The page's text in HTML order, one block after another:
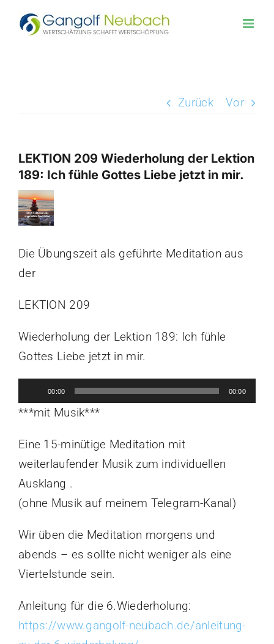
Inhalt
Zurück Vor
LEKTION 209 Wiederholung der Lektion
189: Ich fühle Gottes Liebe jetzt in mir.
Zeige
grösseres
Die Übungszeit als geführte Meditation aus
der
LEKTION 209
Wiederholung der Lektion 189: Ich fühle
Gottes Liebe jetzt in mir.
Audio-
Player
00:00 00:00
***mit Musik***
Eine 15-minütige Meditation mit
weiterlaufender Musik zum individuellen
Ausklang .
(ohne Musik auf meinem Telegram-Kanal)
Wir üben die Meditation morgens und
abends – es sollte nicht weniger als eine
Viertelstunde sein.
Anleitung für die 6.Wiederholung:
https://www.gangolf-neubach.de/anleitung-